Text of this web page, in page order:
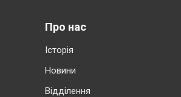
Про нас
Історія
Новини
Відділення